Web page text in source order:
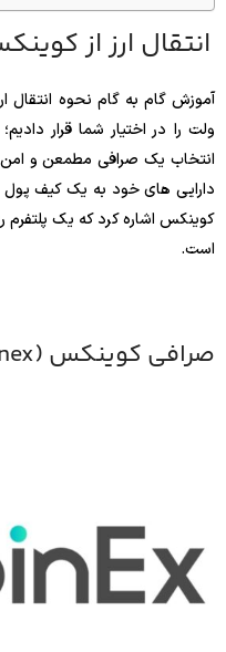
انتقال ارز از
آموزش گام به گام نحوه
ولت را در اختیار شما قرار
انتخاب یک صرافی مطمعن و امن
دارایی های خود به یک کیف
کوینکس اشاره کرد که یک پلتفرم
است.
صرافی کوینکس (Coinex)